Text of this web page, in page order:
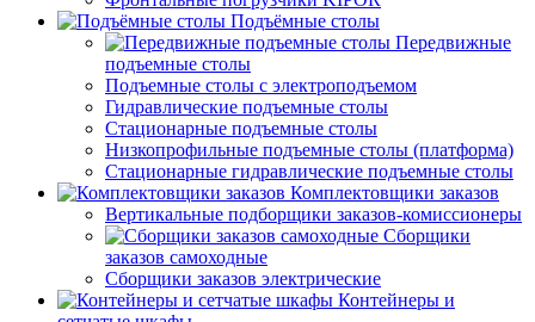
Подъёмные столы
Передвижные
подъемные столы
Подъемные столы с электроподъемом
Гидравлические подъемные столы
Стационарные подъемные столы
Низкопрофильные подъемные столы (платформа)
Стационарные гидравлические подъемные столы
Комплектовщики заказов
Вертикальные подборщики заказов-комиссионеры
Сборщики
заказов самоходные
Сборщики заказов электрические
Контейнеры и